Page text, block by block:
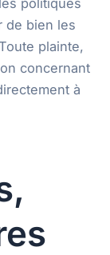
politiques
de bien les
plainte,
concernant
à